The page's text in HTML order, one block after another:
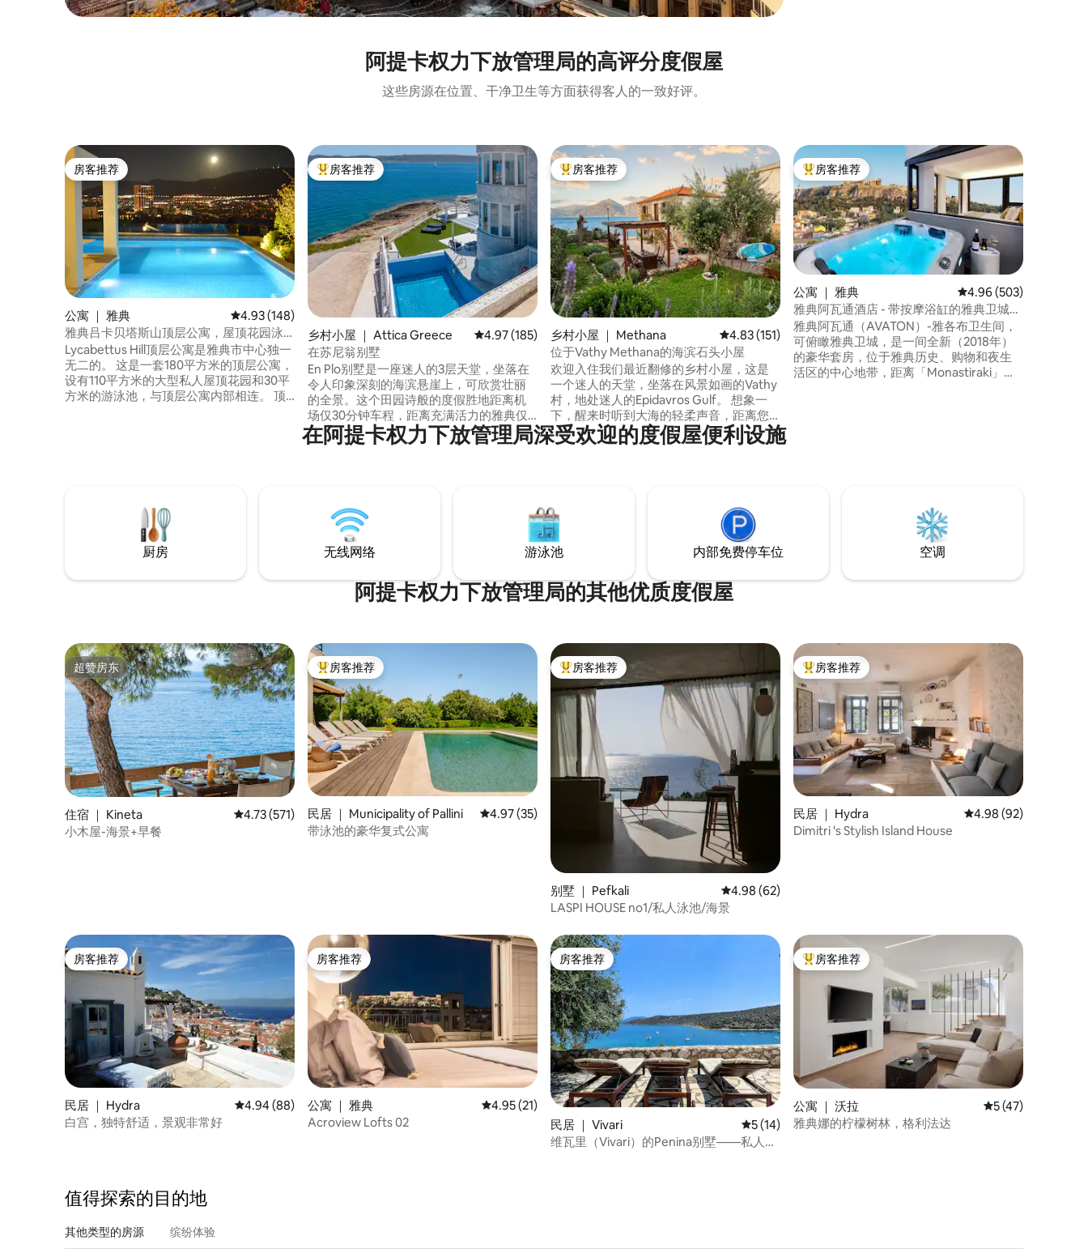
阿提卡权力下放管理局的高评分度假屋
这些房源在位置、干净卫生等方面获得客人的一致好评。
房客推荐
房客推荐
公寓 ｜ 雅典 平均评分 4.93 分（满分 5 分），共 148 条评价
4.93 (148)
雅典吕卡贝塔斯山顶层公寓，屋顶花园泳
池
Lycabettus Hill顶层公寓是雅典市中心独一
无二的。 这是一套180平方米的顶层公寓，
设有110平方米的大型私人屋顶花园和30平
方米的游泳池，与顶层公寓内部相连。 顶
热门「房客推荐」
房客推荐
乡村小屋 ｜ Attica Greece 平均评分 4.97 分（满分 5 分），共 185 条评价
4.97 (185)
在苏尼翁别墅
En Plo别墅是一座迷人的3层天堂，坐落在
令人印象深刻的海滨悬崖上，可欣赏壮丽
的全景。这个田园诗般的度假胜地距离机
场仅30分钟车程，距离充满活力的雅典仅
50分钟车程。距离标志性的波塞冬神庙仅
10分钟车程。前往拉夫里奥市非常方便，
的海滩之一。
热门「房客推荐」
房客推荐
乡村小屋 ｜ Methana 平均评分 4.83 分（满分 5 分），共 151 条评价
4.83 (151)
位于Vathy Methana的海滨石头小屋
欢迎入住我们最近翻修的乡村小屋，这是
一个迷人的天堂，坐落在风景如画的Vathy
村，地处迷人的Epidavros Gulf。 想象一
下，醒来时听到大海的轻柔声音，距离您
的家门仅几步之遥。无论您是游泳爱好
者、热情的渔夫，还是只是寻找宁静时
玩耍。
热门「房客推荐」
房客推荐
公寓 ｜ 雅典 平均评分 4.96 分（满
4.96 (503)
雅典阿瓦通酒店 - 带按摩浴缸的雅典卫城套
房
雅典阿瓦通（AVATON）-雅各布卫生间，
可俯瞰雅典卫城，是一间全新（2018年）
的豪华套房，位于雅典历史、购物和夜生
活区的中心地带，距离「Monastiraki」地
在阿提卡权力下放管理局深受欢迎的度假屋便利设施
厨房 无线网络 游泳池 内部免费停车位 空调
阿提卡权力下放管理局的其他优质度假屋
超赞房东
超赞房东
住宿 ｜ Kineta 平均评分 4.73 分（满分 5 分），共 571 条评价
4.73 (571)
小木屋-海景+早餐
热门「房客推荐」
房客推荐
民居 ｜ Municipality of Pallini 平均评分 4.97 分（满分 5 分），共 35 条评价
4.97 (35)
带泳池的豪华复式公寓
热门「房客推荐」
房客推荐
别墅 ｜ Pefkali 平均评分 4.98 分（满分 5 分），共 62 条评价
4.98 (62)
LASPI HOUSE no1/私人泳池/海景
热门「房客推荐」
房客推荐
民居 ｜ Hydra 平均评分 4.98 分（满
4.98 (92)
Dimitri 's Stylish Island House
房客推荐
房客推荐
民居 ｜ Hydra 平均评分 4.94 分（满分 5 分），共 88 条评价
4.94 (88)
白宫，独特舒适，景观非常好
房客推荐
房客推荐
公寓 ｜ 雅典 平均评分 4.95 分（满分 5 分），共 21 条评价
4.95 (21)
Acroview Lofts 02
房客推荐
房客推荐
民居 ｜ Vivari 平均评分 5 分（满分 5 分），共 14 条评价
5 (14)
维瓦里（Vivari）的Penina别墅——私人泳
热门「房客推荐」
房客推荐
公寓 ｜ 沃拉 平均评分 5 分（满
5 (47)
雅典娜的柠檬树林，格利法达
值得探索的目的地
其他类型的房源 缤纷体验